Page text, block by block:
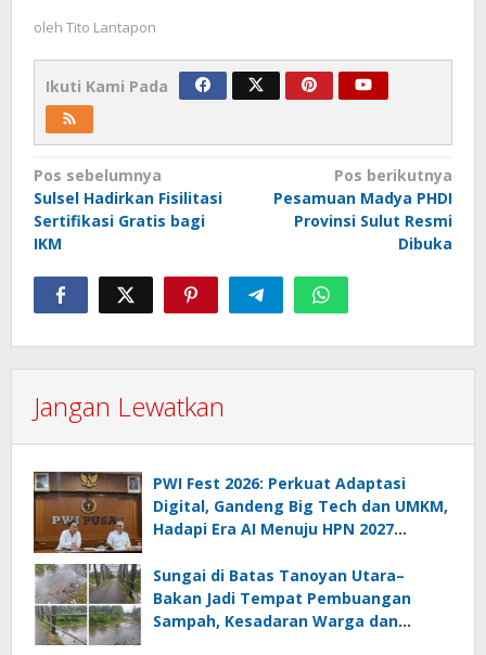
oleh Tito Lantapon
Ikuti Kami Pada
Navigasi
pos
Pos sebelumnya
Sulsel Hadirkan Fisilitasi
Sertifikasi Gratis bagi
IKM
Pos berikutnya
Pesamuan Madya PHDI
Provinsi Sulut Resmi
Dibuka
Jangan Lewatkan
PWI Fest 2026: Perkuat Adaptasi
Digital, Gandeng Big Tech dan UMKM,
Hadapi Era AI Menuju HPN 2027
Sungai di Batas Tanoyan Utara–
Bakan Jadi Tempat Pembuangan
Sampah, Kesadaran Warga dan